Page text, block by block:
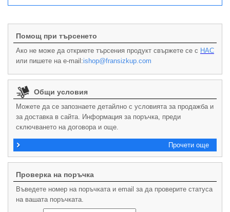
Помощ при търсенето
Ако не може да откриете търсения продукт свържете се с НАС
или пишете на e-mail:ishop@fransizkup.com
Общи условия
Можете да се запознаете детайлно с условията за продажба и
за доставка в сайта. Информация за поръчка, преди
сключването на договора и още.
Прочети още
Проверка на поръчка
Въведете номер на поръчката и email за да проверите статуса
на вашата поръчката.